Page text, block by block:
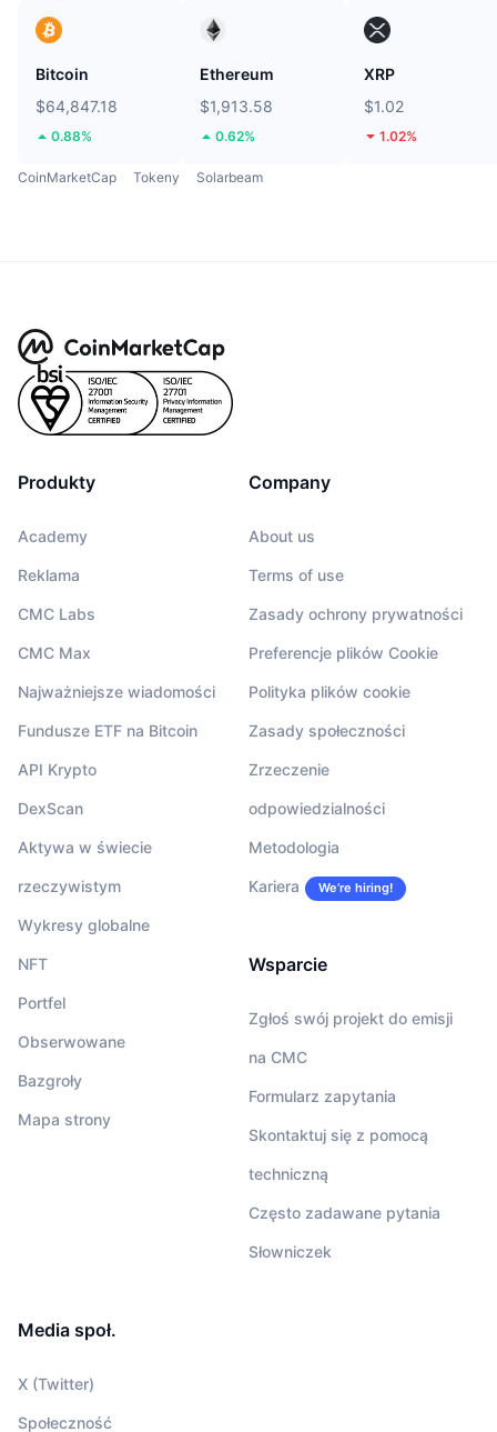
Bitcoin
$64,847.18
0.88%
Ethereum
$1,913.58
0.62%
XRP
$1.02
1.02%
CoinMarketCap Tokeny Solarbeam
Produkty
Academy
Reklama
CMC Labs
CMC Max
Najważniejsze wiadomości
Fundusze ETF na Bitcoin
API Krypto
DexScan
Aktywa w świecie
rzeczywistym
Wykresy globalne
NFT
Portfel
Obserwowane
Bazgroły
Mapa strony
Company
About us
Terms of use
Zasady ochrony prywatności
Preferencje plików Cookie
Polityka plików cookie
Zasady społeczności
Zrzeczenie
odpowiedzialności
Metodologia
Kariera We’re hiring!
Wsparcie
Zgłoś swój projekt do emisji
na CMC
Formularz zapytania
Skontaktuj się z pomocą
techniczną
Często zadawane pytania
Słowniczek
Media społ.
X (Twitter)
Społeczność